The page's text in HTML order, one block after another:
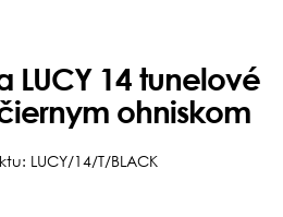
LUCY 14 tunelové
ohniskom
LUCY/14/T/BLACK